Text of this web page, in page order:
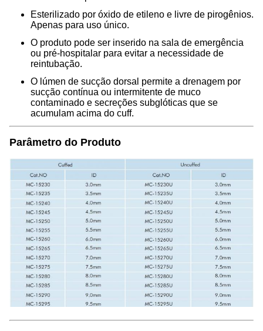
Esterilizado por óxido de etileno e livre de pirogênios.
Apenas para uso único.
O produto pode ser inserido na sala de emergência
ou pré-hospitalar para evitar a necessidade de
reintubação.
O lúmen de sucção dorsal permite a drenagem por
sucção contínua ou intermitente de muco
contaminado e secreções subglóticas que se
acumulam acima do cuff.
Parâmetro do Produto